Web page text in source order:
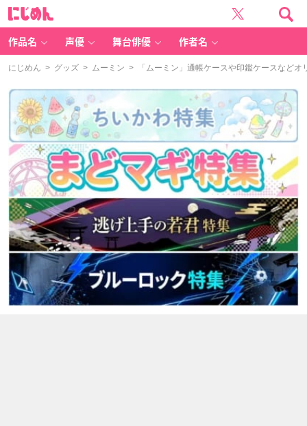
作品名 声優 舞台俳優 作者名
にじめん > グッズ > ムーミン > 「ムーミン」通帳ケースや印鑑ケースなどオ